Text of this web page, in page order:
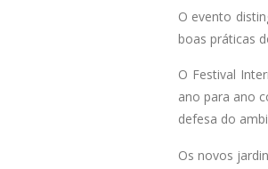
O evento
boas práticas
O Festival
ano para ano
defesa do
Os novos